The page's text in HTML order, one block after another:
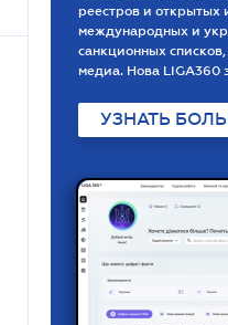
реестров и открытых
международных и
санкционных
медиа. Нова LIGA360
УЗНАТЬ